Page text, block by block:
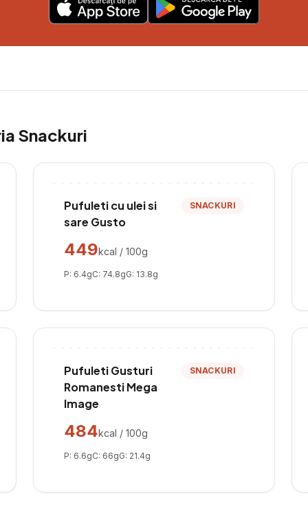
Snackuri
Pufuleti cu ulei si
sare Gusto
SNACKURI
449kcal / 100g
P: 6.4gC: 74.8gG: 13.8g
Pufuleti Gusturi
Romanesti Mega
Image
SNACKURI
484kcal / 100g
P: 6.6gC: 66gG: 21.4g